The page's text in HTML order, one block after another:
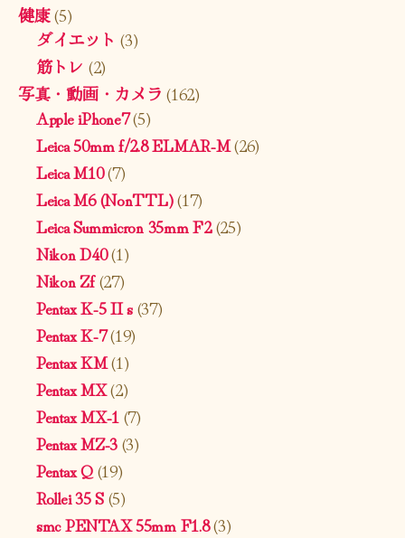
健康(5)
ダイエット (3)
筋トレ (2)
写真・動画・カメラ (162)
Apple iPhone7(5)
Leica 50mm f/2.8 ELMAR-M(26)
Leica M10(7)
Leica M6 (NonTTL)(17)
Leica Summicron 35mm F2(25)
Nikon D40(1)
Nikon Zf(27)
Pentax K-5 II s(37)
Pentax K-7(19)
Pentax KM(1)
Pentax MX(2)
Pentax MX-1 (7)
Pentax MZ-3(3)
Pentax Q(19)
Rollei 35 S(5)
smc PENTAX 55mm F1.8(3)